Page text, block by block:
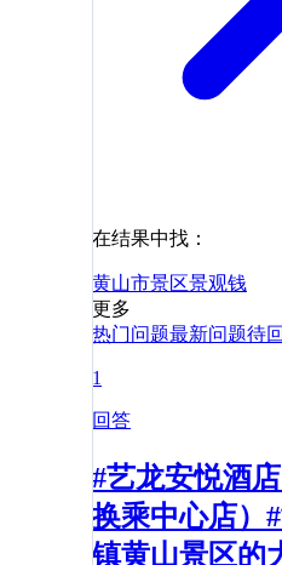
在结果中找：
黄山市景区景观钱
更多
热门问题最新问题待
1
回答
#艺龙安悦酒
换乘中心店）
镇黄山景区的